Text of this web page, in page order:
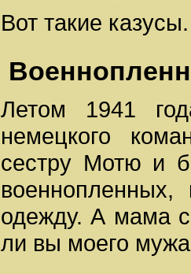
Вот такие казусы.
Летом 1941
немецкого
сестру Мотю и
военнопленных,
одежду. А мама
ли вы моего